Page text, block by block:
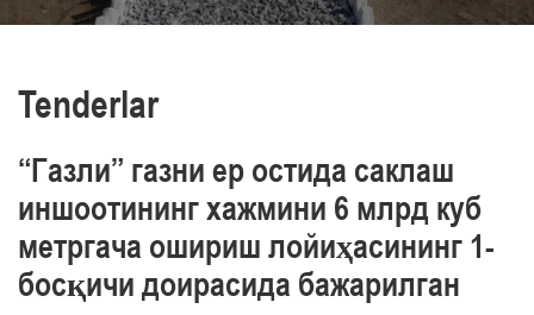
Tenderlar
“Газли” газни ер остида саклаш
иншоотининг хажмини 6 млрд куб
метргача ошириш лойиҳасининг 1-
босқичи доирасида бажарилган